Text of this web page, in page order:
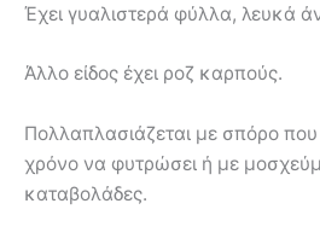
Έχει γυαλιστερά φύλλα, λευκά
Άλλο είδος έχει ροζ καρπούς.
Πολλαπλασιάζεται με σπόρο που
χρόνο να φυτρώσει ή με
καταβολάδες.